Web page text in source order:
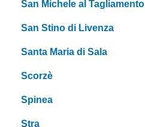
San Michele al Tagliamento
San Stino di Livenza
Santa Maria di Sala
Scorzè
Spinea
Stra